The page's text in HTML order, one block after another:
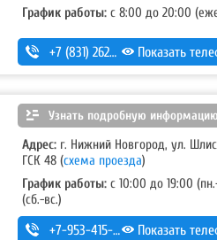
График работы: с 8:00 до 20:00
+7 (831) 262-12-18 ,+7-987-081-
Показать
Узнать подробную информацию
Адрес: г. Нижний Новгород, ул.
ГСК 48(схема проезда)
График работы: с 10:00 до 19:00
(сб.-вс.)
+7-953-415-03-10
Показать